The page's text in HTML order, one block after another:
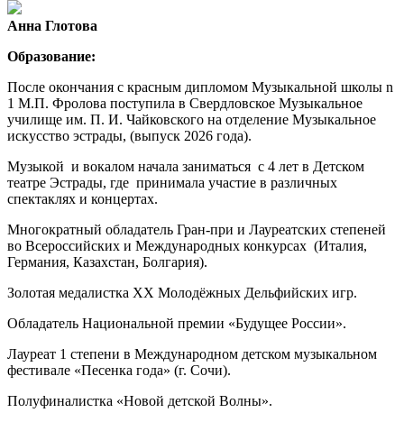
Анна Глотова
Образование:
После окончания с красным дипломом Музыкальной школы n
1 М.П. Фролова поступила в Свердловское Музыкальное
училище им. П. И. Чайковского на отделение Музыкальное
искусство эстрады, (выпуск 2026 года).
Музыкой и вокалом начала заниматься с 4 лет в Детском
театре Эстрады, где принимала участие в различных
спектаклях и концертах.
Многократный обладатель Гран-при и Лауреатских степеней
во Всероссийских и Международных конкурсах (Италия,
Германия, Казахстан, Болгария).
Золотая медалистка XX Молодёжных Дельфийских игр.
Обладатель Национальной премии «Будущее России».
Лауреат 1 степени в Международном детском музыкальном
фестивале «Песенка года» (г. Сочи).
Полуфиналистка «Новой детской Волны».